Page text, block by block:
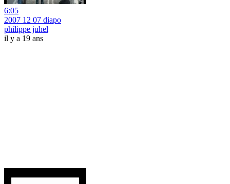
6:05
2007 12 07 diapo
philippe juhel
il y a 19 ans